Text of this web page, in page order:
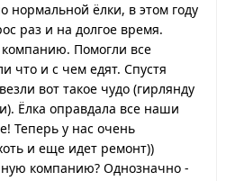
нормальной ёлки, в этом году
раз и на долгое время.
Помогли все
что и с чем едят. Спустя
вот такое чудо (гирлянду
Ёлка оправдала все наши
Теперь у нас очень
и еще идет ремонт))
компанию? Однозначно -